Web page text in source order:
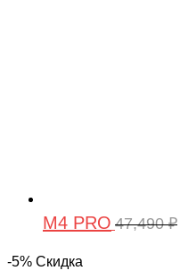
M4 PRO 47,490₽
-5% Скидка